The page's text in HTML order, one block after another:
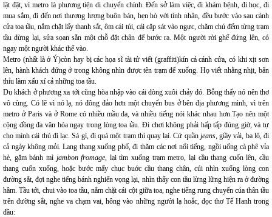
lật đật, vì metro là phương tiện di chuyển chính. Đến sở làm việc, đi khám bệnh, đi học, đi
mua sắm, đi đến nơi thương lượng buôn bán, hẹn hò với tình nhân, đều bước vào sau cánh
cửa toa tầu, nắm chặt lấy thanh sắt, ôm cái túi, cái cặp sát vào ngực, chăm chú đếm từng trạm
tầu dừng lại, sửa sọan sẵn một chỗ đặt chân để bước ra. Một người rời ghế đứng lên, có
ngay một người khác thế vào.
Metro (nhất là ở Ý)còn hay bị các họa sĩ tài tử viết (graffiti)kín cả cánh cửa, có khi xịt sơn
lên, hành khách đứng ở trong không nhìn được tên trạm để xuống. Họ viết nhằng nhịt, bẩn
thỉu làm xấu xí cả những toa tầu.
Du khách ở phương xa tới cũng hòa nhập vào cái dòng xuôi chảy đó. Bỗng thấy nó nên thơ
vô cùng. Có lẽ vì nó lạ, nó đông đảo hơn một chuyến bus ở bên địa phương mình, vì trên
metro ở Paris và ở Rome có nhiều mầu da, và nhiều tiếng nói khác nhau hơn.Tạo nên một
cộng đồng đa văn hóa ngay trong lòng toa tầu. Đi chơi không phải hấp tấp đúng giờ, và tự
cho mình cái thú đi lạc. Sá gì, đi quá một trạm thì quay lại. Cứ quần jeans, giầy vải, ba lô, đi
cả ngày không mỏi. Lang thang xuống phố, đi thăm các nơi nổi tiếng, ngồi uống cà phê vỉa
hè, gặm bánh mì jambon fromage, lại tìm xuống trạm metro, lại cầu thang cuốn lên, cầu
thang cuốn xuống, hoặc bước mấy chục buớc cầu thang chân, cúi nhìn xuống lòng con
đường sắt, đợi nghe tiếng bánh nghiến vọng lại, nhìn thấy con tầu lừng lững hiện ra ở đường
hầm. Tầu tới, chui vào toa tầu, nắm chặt cái cột giữa toa, nghe tiếng rung chuyển của thân tầu
trên đường sắt, nghe va chạm vai, hông vào những người lạ hoắc, đọc thơ Tế Hanh trong
đầu: